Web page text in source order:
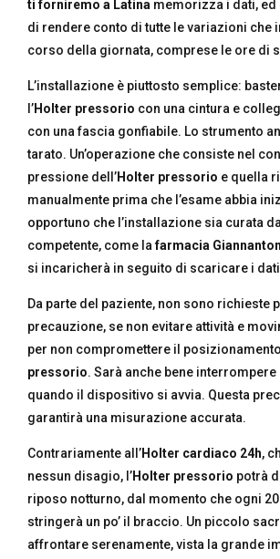
ti forniremo a Latina memorizza i dati,
di rendere conto di tutte le variazioni che
corso della giornata, comprese le ore di
L’installazione è piuttosto semplice:
l’Holter pressorio con una cintura e
con una fascia gonfiabile. Lo strumento
tarato. Un’operazione che consiste nel
pressione dell’Holter pressorio e quella
manualmente prima che l’esame abbia
opportuno che l’installazione sia curata
competente, come lafarmacia
si incaricherà in seguito di scaricare i
Da parte del paziente, non sono richieste
precauzione, se non evitare attività e
per non compromettere il
pressorio. Sarà anche bene
quando il dispositivo si avvia. Questa
garantirà una misurazione accurata.
Contrariamente all’Holter cardiaco 24h,
nessun disagio, l’Holter pressorio potrà
riposo notturno, dal momento che ogni 20
stringerà un po’ il braccio. Un piccolo
affrontare serenamente, vista la grande